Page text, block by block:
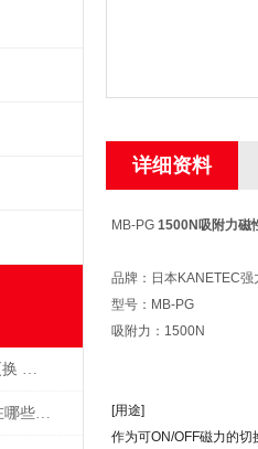
NIKKI机床工作灯、照明灯更换 日本津上、马扎克、西铁城、兄弟等机床
机械LED照明灯的特点体现在哪些方面？
详细资料
MB-PG 1500N吸附力磁
品牌：日本KANETEC强
型号：MB-PG
吸附力：1500N
[用途]
作为可ON/OFF磁力的